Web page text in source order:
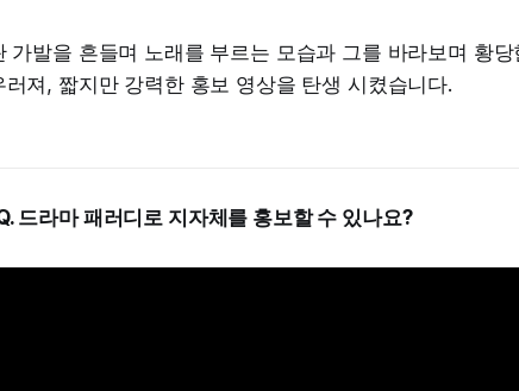
가발을 흔들며 노래를 부르는 모습과 그를 바라보며 황
러져, 짧지만 강력한 홍보 영상을 탄생 시켰습니다.
드라마 패러디로 지자체를 홍보할 수 있나요?